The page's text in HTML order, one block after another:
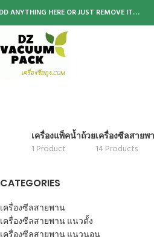
ANYTHING HERE OR JUST REMOVE IT…
เครื่องแพ็คน้ำถ้วย
1 Product
เครื่องซีลสายพ
14 Products
CATEGORIES
เครื่องซีลสายพาน
เครื่องซีลสายพาน แนวตั้ง
เครื่องซีลสายพาน แนวนอน